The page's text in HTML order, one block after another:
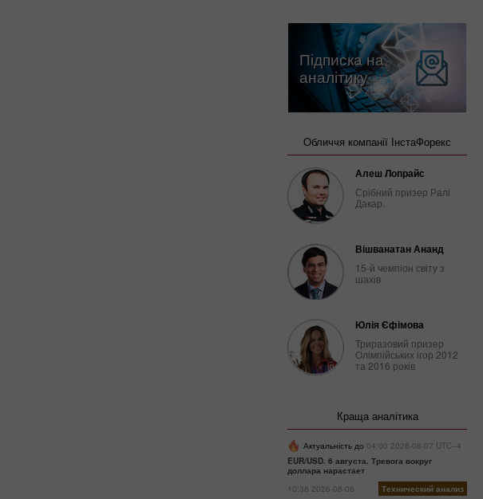
Підписка на
аналітику
Обличчя компанії ІнстаФорекс
Алеш Лопрайс
Срібний призер Ралі
Дакар.
Вішванатан Ананд
15-й чемпіон світу з
шахів
Юлія Єфімова
Триразовий призер
Олімпійських ігор 2012
та 2016 років
Краща аналітика
Актуальність до 04:00 2026-08-07 UTC--4
EUR/USD. 6 августа. Тревога вокруг
доллара нарастает
10:38 2026-08-06
Технический анализ